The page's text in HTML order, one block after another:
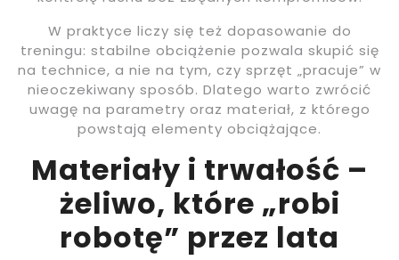
W praktyce liczy się też dopasowanie do
treningu: stabilne obciążenie pozwala skupić się
na technice, a nie na tym, czy sprzęt „pracuje” w
nieoczekiwany sposób. Dlatego warto zwrócić
uwagę na parametry oraz materiał, z którego
powstają elementy obciążające.
Materiały i trwałość –
żeliwo, które „robi
robotę” przez lata